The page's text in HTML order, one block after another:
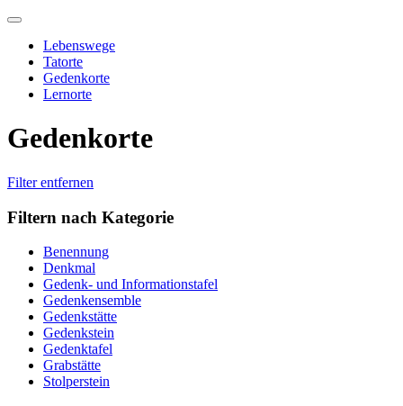
Skip
contentLebenswege
Tatorte
Gedenkorte
Lernorte
Gedenkorte
Filter entfernen
Filtern nach Kategorie
Benennung
Denkmal
Gedenk- und Informationstafel
Gedenkensemble
Gedenkstätte
Gedenkstein
Gedenktafel
Grabstätte
Stolperstein